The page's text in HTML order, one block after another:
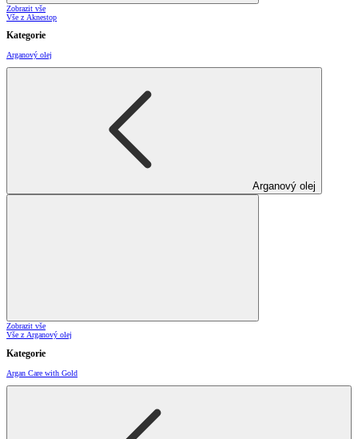
Zobrazit vše
Vše z Aknestop
Kategorie
Arganový olej
Arganový olej
Zobrazit vše
Vše z Arganový olej
Kategorie
Argan Care with Gold